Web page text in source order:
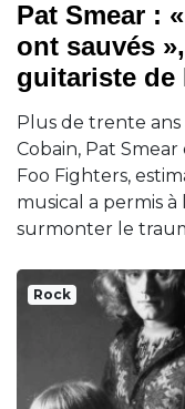
Pat Smear :
ont sauvés
guitariste de
Plus de trente
Cobain, Pat
Foo Fighters,
musical a permis
surmonter le
Rock